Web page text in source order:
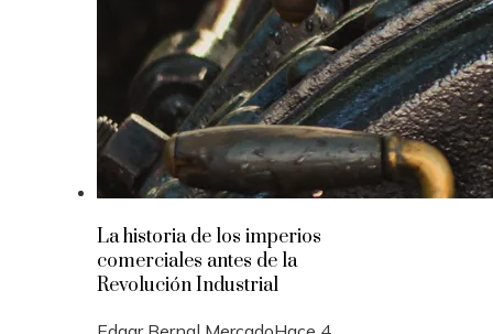
La historia de los imperios
comerciales antes de la
Revolución Industrial